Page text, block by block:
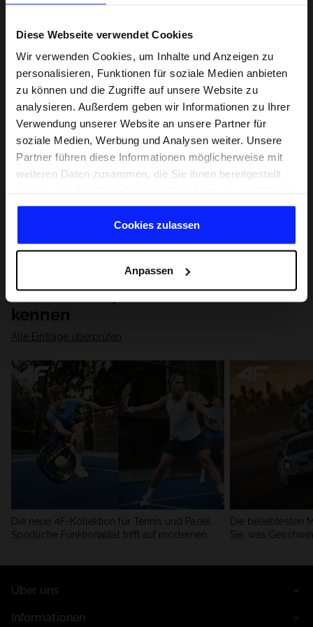
Diese Webseite verwendet Cookies
Wir verwenden Cookies, um Inhalte und Anzeigen zu
personalisieren, Funktionen für soziale Medien anbieten
zu können und die Zugriffe auf unsere Website zu
analysieren. Außerdem geben wir Informationen zu Ihrer
Verwendung unserer Website an unsere Partner für
soziale Medien, Werbung und Analysen weiter. Unsere
Partner führen diese Informationen möglicherweise mit
weiteren Daten zusammen, die Sie ihnen bereitgestellt
gesammelt haben.
Cookies zulassen
Anpassen
Lernen Sie Sport von Grund auf
kennen
Alle Einträge überprüfen
Die neue 4F-Kollektion für Tennis und Padel.
Sportliche Funktionalität trifft auf modernen
Die beliebtesten
Sie, was
Über uns
Informationen